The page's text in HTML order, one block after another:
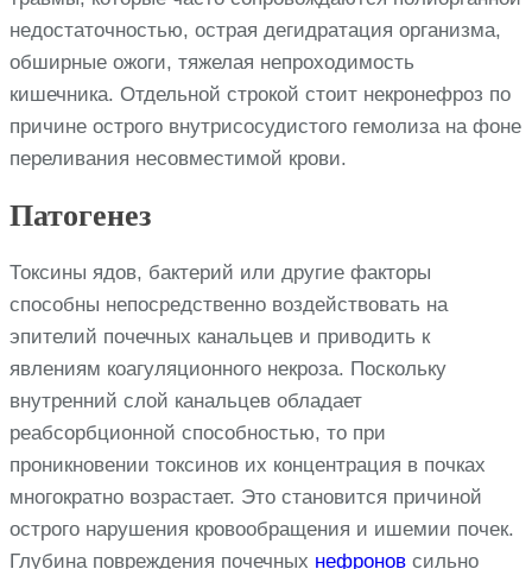
недостаточностью, острая дегидратация организма,
обширные ожоги, тяжелая непроходимость
кишечника. Отдельной строкой стоит некронефроз по
причине острого внутрисосудистого гемолиза на фоне
переливания несовместимой крови.
Патогенез
Токсины ядов, бактерий или другие факторы
способны непосредственно воздействовать на
эпителий почечных канальцев и приводить к
явлениям коагуляционного некроза. Поскольку
внутренний слой канальцев обладает
реабсорбционной способностью, то при
проникновении токсинов их концентрация в почках
многократно возрастает. Это становится причиной
острого нарушения кровообращения и ишемии почек.
Глубина повреждения почечных нефронов сильно